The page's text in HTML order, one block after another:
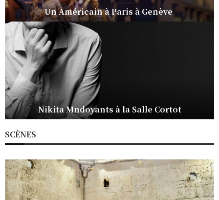
Jodylin Gallavardin à la Scala Paris
« Ariane en vie » par l’Ensemble Dialogos
SCÈNES